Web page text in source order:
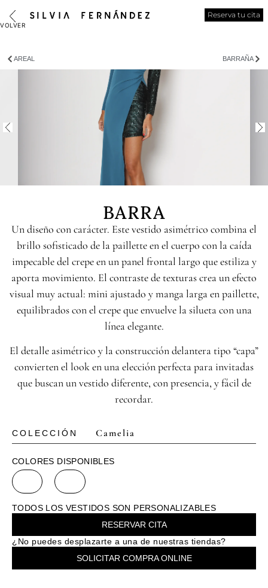
Reserva tu cita
AREAL BARRAÑA
BARRA
Un diseño con carácter. Este vestido asimétrico combina el
brillo sofisticado de la paillette en el cuerpo con la caída
impecable del crepe en un panel frontal largo que estiliza y
aporta movimiento. El contraste de texturas crea un efecto
visual muy actual: mini ajustado y manga larga en paillette,
equilibrados con el crepe que envuelve la silueta con una
línea elegante.
El detalle asimétrico y la construcción delantera tipo “capa”
convierten el look en una elección perfecta para invitadas
que buscan un vestido diferente, con presencia, y fácil de
recordar.
COLECCIÓN Camelia
COLORES DISPONIBLES
TODOS LOS VESTIDOS SON PERSONALIZABLES
RESERVAR CITA
¿No puedes desplazarte a una de nuestras tiendas?
SOLICITAR COMPRA ONLINE